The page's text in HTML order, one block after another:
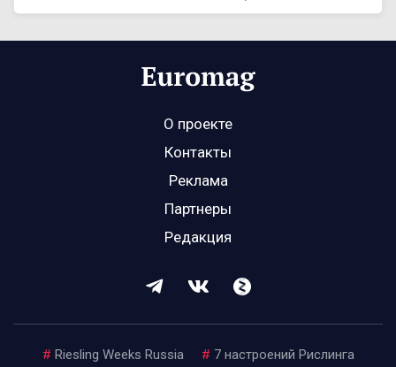
О проекте
Контакты
Реклама
Партнеры
Редакция
# Riesling Weeks Russia # 7 настроений Рислинга